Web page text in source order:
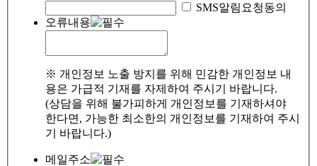
SMS알림요청동의
오류내용
※ 개인정보 노출 방지를 위해 민감한 개인정보 내
용은 가급적 기재를 자제하여 주시기 바랍니다.
(상담을 위해 불가피하게 개인정보를 기재하셔야
한다면, 가능한 최소한의 개인정보를 기재하여 주시
기 바랍니다.)
메일주소